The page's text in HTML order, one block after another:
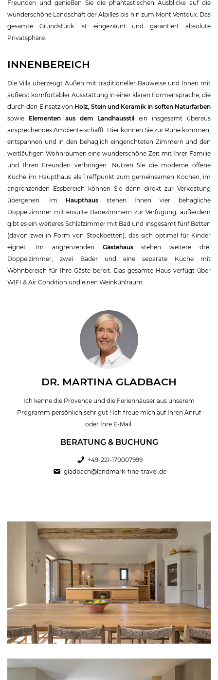
Freunden und genießen Sie die phantastischen Ausblicke auf die
wunderschöne Landschaft der Alpilles bis hin zum Mont Ventoux. Das
gesamte Grundstück ist eingezäunt und garantiert absolute
Privatsphäre.
INNENBEREICH
Die Villa überzeugt Außen mit traditioneller Bauweise und Innen mit
äußerst komfortabler Ausstattung in einer klaren Formensprache, die
durch den Einsatz von Holz, Stein und Keramik in soften Naturfarben
sowie Elementen aus dem Landhausstil ein insgesamt überaus
ansprechendes Ambiente schafft. Hier können Sie zur Ruhe kommen,
entspannen und in den behaglich eingerichteten Zimmern und den
weitläufigen Wohnräumen eine wunderschöne Zeit mit Ihrer Familie
und Ihren Freunden verbringen. Nutzen Sie die moderne offene
Küche im Haupthaus als Treffpunkt zum gemeinsamen Kochen, im
angrenzenden Essbereich können Sie dann direkt zur Verkostung
übergehen. Im Haupthaus stehen Ihnen vier behagliche
Doppelzimmer mit ensuite Badezimmern zur Verfügung, außerdem
gibt es ein weiteres Schlafzimmer mit Bad und insgesamt fünf Betten
(davon zwei in Form von Stockbetten), das sich optimal für Kinder
eignet. Im angrenzenden Gästehausstehen weitere drei
Doppelzimmer, zwei Bäder und eine separate Küche mit
Wohnbereich für Ihre Gäste bereit. Das gesamte Haus verfügt über
WIFI & Air Condition und einen Weinkühlraum.
DR. MARTINA GLADBACH
Ich kenne die Provence und die Ferienhäuser aus unserem
Programm persönlich sehr gut ! Ich freue mich auf Ihren Anruf
oder Ihre E-Mail.
BERATUNG & BUCHUNG
+49-221-170007999
gladbach@landmark-fine-travel.de